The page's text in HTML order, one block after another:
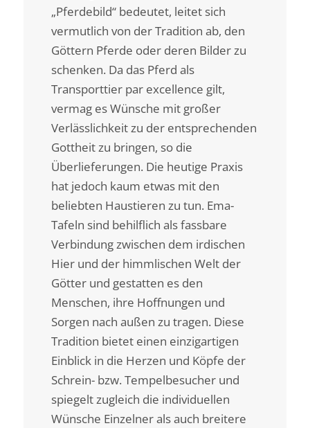
„Pferdebild“ bedeutet, leitet sich
vermutlich von der Tradition ab, den
Göttern Pferde oder deren Bilder zu
schenken. Da das Pferd als
Transporttier par excellence gilt,
vermag es Wünsche mit großer
Verlässlichkeit zu der entsprechenden
Gottheit zu bringen, so die
Überlieferungen. Die heutige Praxis
hat jedoch kaum etwas mit den
beliebten Haustieren zu tun. Ema-
Tafeln sind behilflich als fassbare
Verbindung zwischen dem irdischen
Hier und der himmlischen Welt der
Götter und gestatten es den
Menschen, ihre Hoffnungen und
Sorgen nach außen zu tragen. Diese
Tradition bietet einen einzigartigen
Einblick in die Herzen und Köpfe der
Schrein- bzw. Tempelbesucher und
spiegelt zugleich die individuellen
Wünsche Einzelner als auch breitere